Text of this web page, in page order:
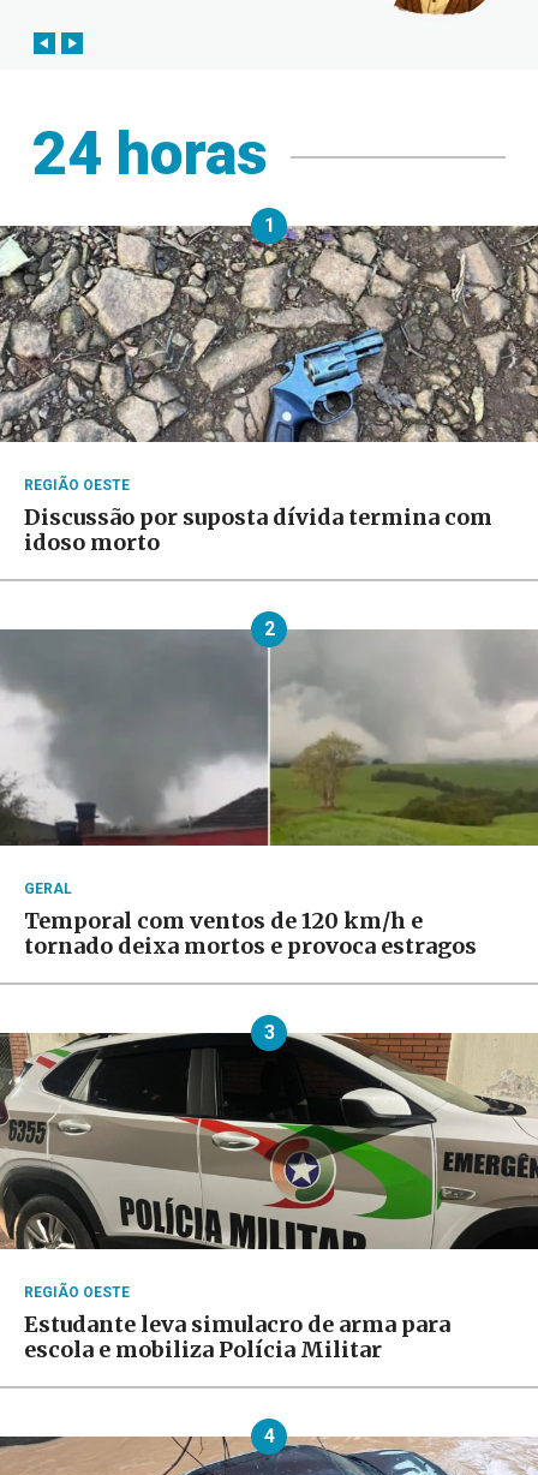
24 horas
1
REGIÃO OESTE
Discussão por suposta dívida termina com
idoso morto
2
GERAL
Temporal com ventos de 120 km/h e
tornado deixa mortos e provoca estragos
3
REGIÃO OESTE
Estudante leva simulacro de arma para
escola e mobiliza Polícia Militar
4